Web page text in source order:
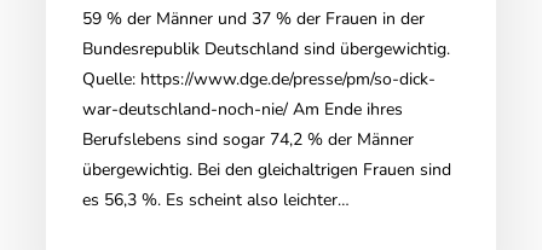
59 % der Männer und 37 % der Frauen in der
Bundesrepublik Deutschland sind übergewichtig.
Quelle: https://www.dge.de/presse/pm/so-dick-
war-deutschland-noch-nie/ Am Ende ihres
Berufslebens sind sogar 74,2 % der Männer
übergewichtig. Bei den gleichaltrigen Frauen sind
es 56,3 %. Es scheint also leichter…